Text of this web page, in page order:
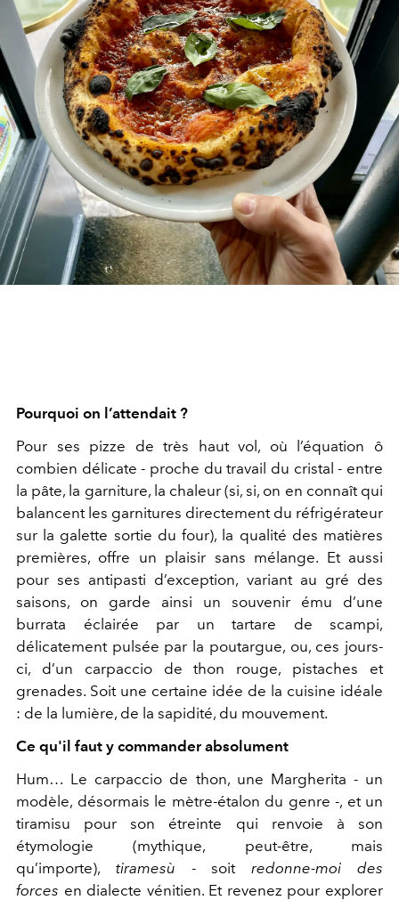
Pourquoi on l’attendait ?
Pour ses pizze de très haut vol, où l’équation ô
combien délicate - proche du travail du cristal - entre
la pâte, la garniture, la chaleur (si, si, on en connaît qui
balancent les garnitures directement du réfrigérateur
sur la galette sortie du four), la qualité des matières
premières, offre un plaisir sans mélange. Et aussi
pour ses antipasti d’exception, variant au gré des
saisons, on garde ainsi un souvenir ému d’une
burrata éclairée par un tartare de scampi,
délicatement pulsée par la poutargue, ou, ces jours-
ci, d’un carpaccio de thon rouge, pistaches et
grenades. Soit une certaine idée de la cuisine idéale
: de la lumière, de la sapidité, du mouvement.
Ce qu'il faut y commander absolument
Hum… Le carpaccio de thon, une Margherita - un
modèle, désormais le mètre-étalon du genre -, et un
tiramisu pour son étreinte qui renvoie à son
étymologie (mythique, peut-être, mais
qu’importe), tiramesù - soitredonne-moi des
forces en dialecte vénitien. Et revenez pour explorer